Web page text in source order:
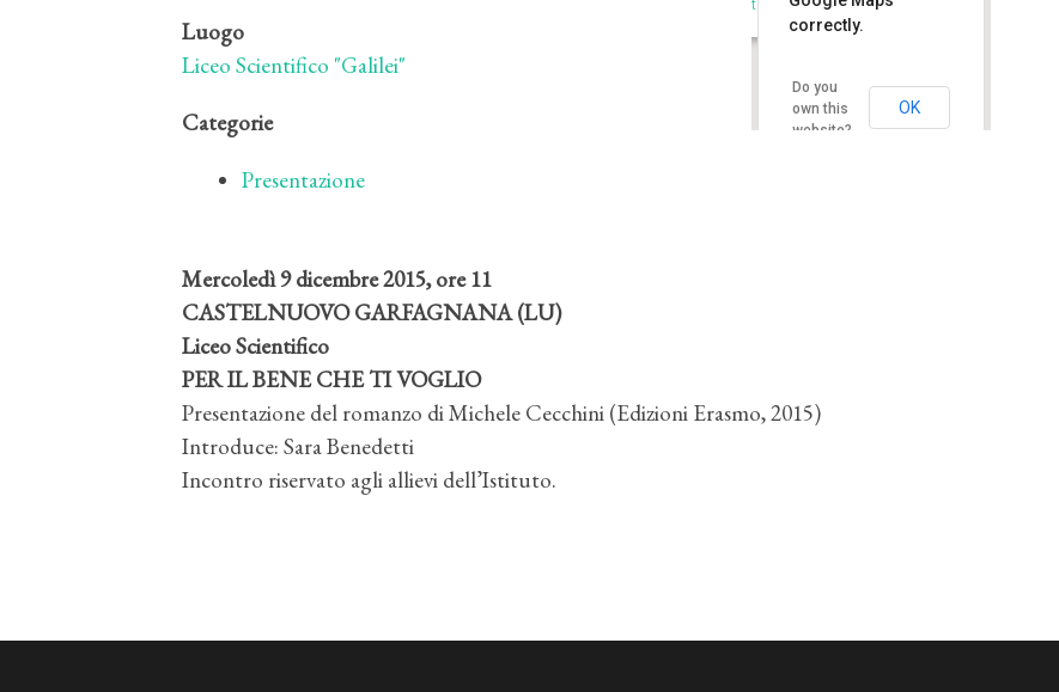
Eventi
correctly.
Do you
own this
website?
OK
Luogo
Liceo Scientifico "Galilei"
Categorie
Presentazione
Mercoledì 9 dicembre 2015, ore 11
CASTELNUOVO GARFAGNANA (LU)
Liceo Scientifico
PER IL BENE CHE TI VOGLIO
Presentazione del romanzo di Michele Cecchini (Edizioni Erasmo, 2015)
Introduce: Sara Benedetti
Incontro riservato agli allievi dell’Istituto.